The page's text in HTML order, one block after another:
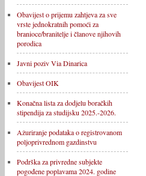
Obavijest o prijemu zahtjeva za sve
vrste jednokratnih pomoći za
branioce/branitelje i članove njihovih
porodica
Javni poziv Via Dinarica
Obavijest OIK
Konačna lista za dodjelu boračkih
stipendija za studijsku 2025.-2026.
Ažuriranje podataka o registrovanom
poljoprivrednom gazdinstvu
Podrška za privredne subjekte
pogođene poplavama 2024. godine